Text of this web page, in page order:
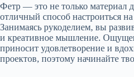
Фетр — это не только материал
отличный способ настроиться
Занимаясь рукоделием, вы
и креативное мышление.
приносит удовлетворение и
проектов, поэтому начинайте